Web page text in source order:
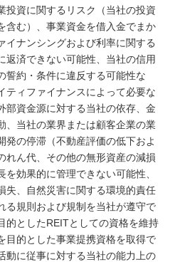
投資に関するリスク（当社の投資
含む）、事業資金を借入金でまか
イナンシングおよび利率に関する
返済できない可能性、当社の信用
誓約・条件に違反する可能性な
ティファイナンスによって必要な
部資金源に対する当社の依存、金
、当社の業界または顧客企業の業
発の停滞（不動産評価の低下およ
れん代、その他の無形資産の減損
効果的に管理できない可能性、
失、自然災害に関する環境的責任
る規則および規制を当社が遵守で
的としたREITとしての資格を維持
目的とした事業提携資格を取得で
動に従事に対する当社の能力上の